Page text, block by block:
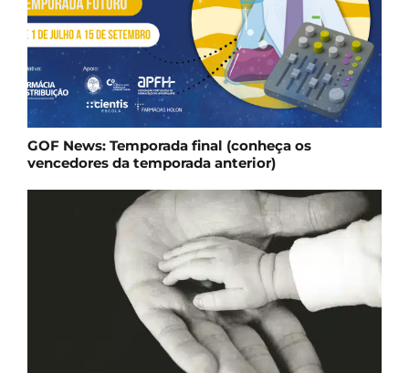
GOF News: Temporada final (conheça os
vencedores da temporada anterior)